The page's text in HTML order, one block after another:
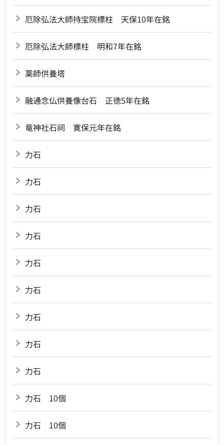
厄除弘法大師持宝院標柱 天保10年在銘
厄除弘法大師標柱 明和7年在銘
薬師供養塔
融通念仏供養像台石 正徳5年在銘
竜神社石祠 寛保元年在銘
力石
力石
力石
力石
力石
力石
力石
力石
力石
力石 10個
力石 10個